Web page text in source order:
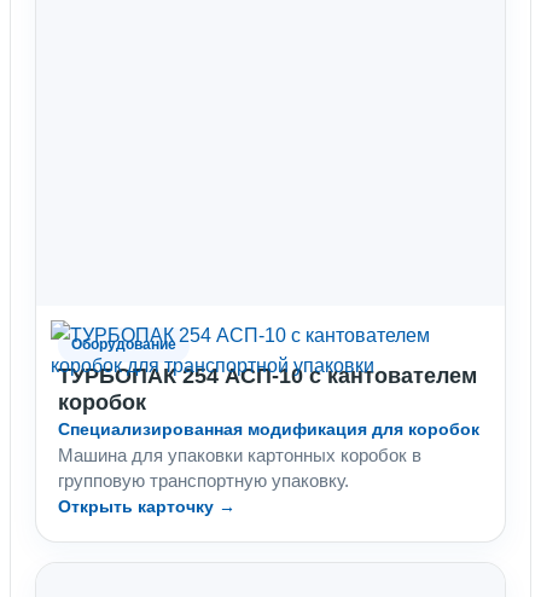
Оборудование
ТУРБОПАК 254 АСП-10 с кантователем
коробок
Специализированная модификация для коробок
Машина для упаковки картонных коробок в
групповую транспортную упаковку.
Открыть карточку →